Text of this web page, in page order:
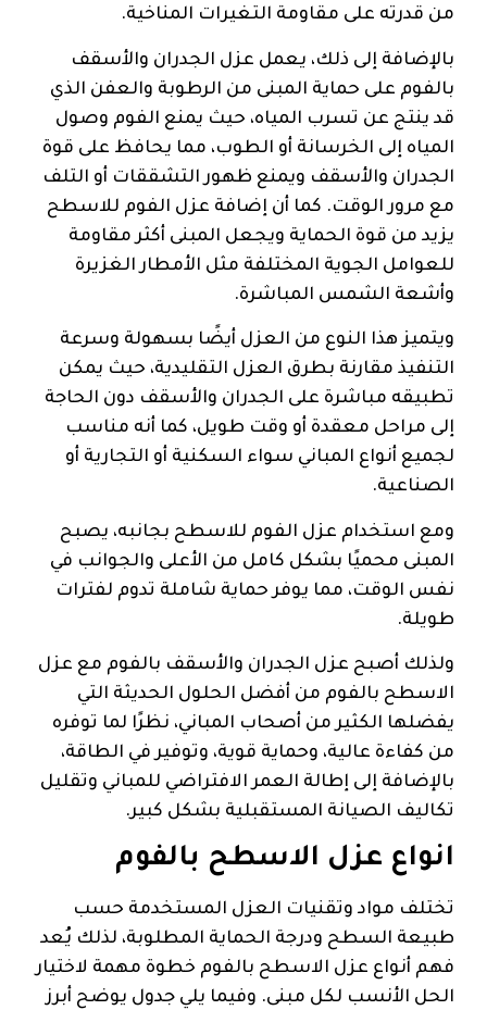
من قدرته على مقاومة التغيرات المناخية.
بالإضافة إلى ذلك، يعمل عزل الجدران والأسقف
بالفوم على حماية المبنى من الرطوبة والعفن الذي
قد ينتج عن تسرب المياه، حيث يمنع الفوم وصول
المياه إلى الخرسانة أو الطوب، مما يحافظ على قوة
الجدران والأسقف ويمنع ظهور التشققات أو التلف
مع مرور الوقت. كما أن إضافة عزل الفوم للاسطح
يزيد من قوة الحماية ويجعل المبنى أكثر مقاومة
للعوامل الجوية المختلفة مثل الأمطار الغزيرة
وأشعة الشمس المباشرة.
ويتميز هذا النوع من العزل أيضًا بسهولة وسرعة
التنفيذ مقارنة بطرق العزل التقليدية، حيث يمكن
تطبيقه مباشرة على الجدران والأسقف دون الحاجة
إلى مراحل معقدة أو وقت طويل، كما أنه مناسب
لجميع أنواع المباني سواء السكنية أو التجارية أو
الصناعية.
ومع استخدام عزل الفوم للاسطح بجانبه، يصبح
المبنى محميًا بشكل كامل من الأعلى والجوانب في
نفس الوقت، مما يوفر حماية شاملة تدوم لفترات
طويلة.
ولذلك أصبح عزل الجدران والأسقف بالفوم مع عزل
الاسطح بالفوم من أفضل الحلول الحديثة التي
يفضلها الكثير من أصحاب المباني، نظرًا لما توفره
من كفاءة عالية، وحماية قوية، وتوفير في الطاقة،
بالإضافة إلى إطالة العمر الافتراضي للمباني وتقليل
تكاليف الصيانة المستقبلية بشكل كبير.
انواع عزل الاسطح بالفوم
تختلف مواد وتقنيات العزل المستخدمة حسب
طبيعة السطح ودرجة الحماية المطلوبة، لذلك يُعد
فهم أنواع عزل الاسطح بالفوم خطوة مهمة لاختيار
الحل الأنسب لكل مبنى. وفيما يلي جدول يوضح أبرز